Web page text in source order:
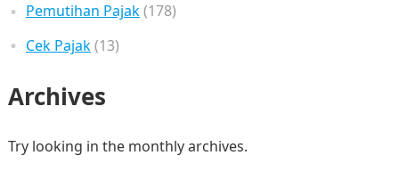
Pemutihan Pajak(178)
Cek Pajak(13)
Archives
Try looking in the monthly archives.